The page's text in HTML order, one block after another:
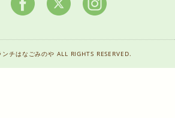
チはなごみのや ALL RIGHTS RESERVED.